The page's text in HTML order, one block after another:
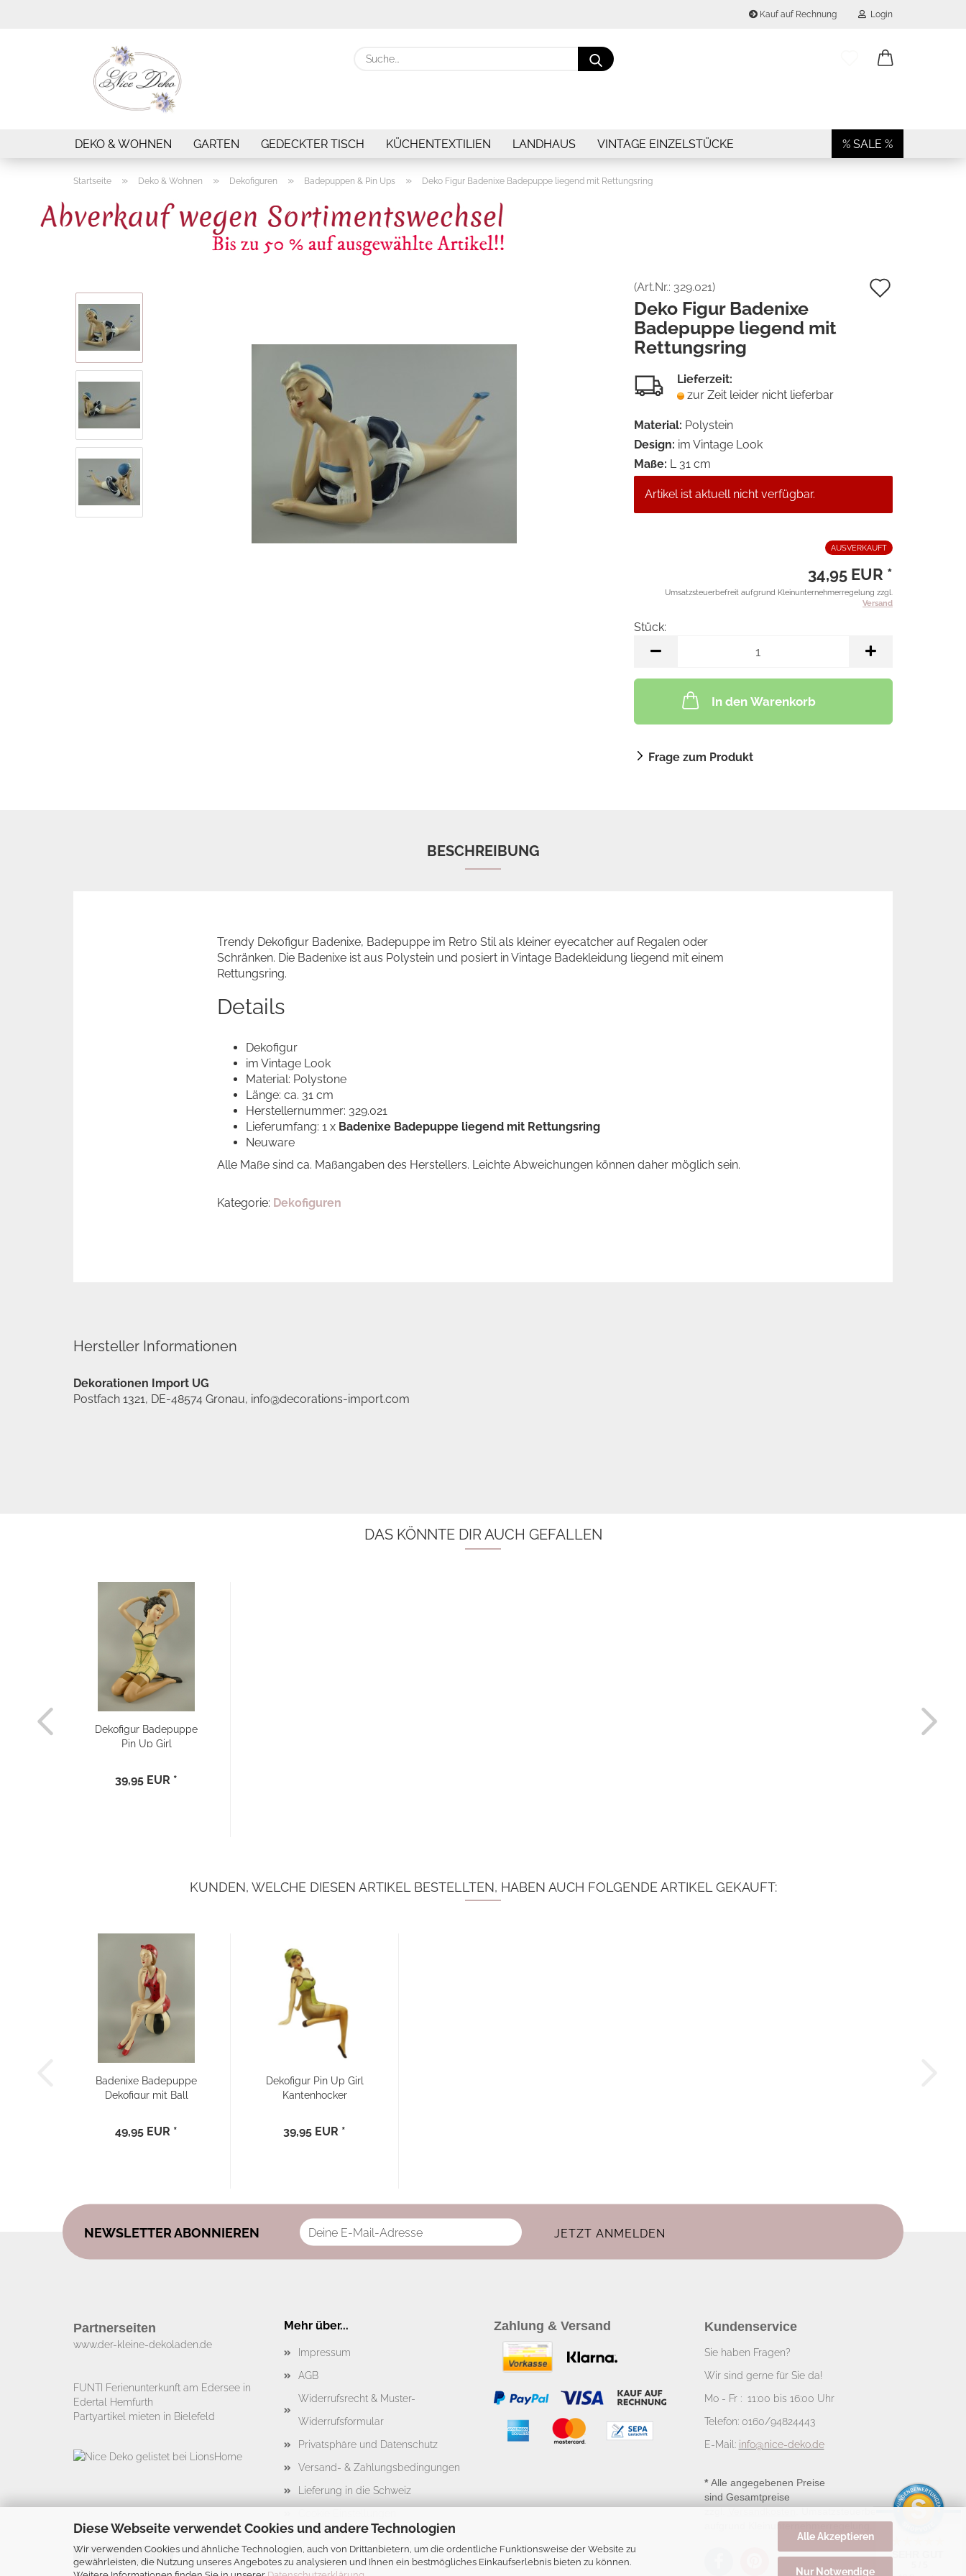
Diese Webseite verwendet Cookies und andere Technologien
Wir verwenden Cookies und ähnliche Technologien, auch von Drittanbietern, um die ordentliche Funktionsweise der Website zu
gewährleisten, die Nutzung unseres Angebotes zu analysieren und Ihnen ein bestmögliches Einkaufserlebnis bieten zu können.
Alle Akzeptieren
Nur Notwendige
Kauf auf Rechnung Login
Suche...
DEKO & WOHNEN GARTEN GEDECKTER TISCH KÜCHENTEXTILIEN LANDHAUS VINTAGE EINZELSTÜCKE % SALE %
Startseite » Deko & Wohnen » Dekofiguren » Badepuppen & Pin Ups » Deko Figur Badenixe Badepuppe liegend mit Rettungsring
(Art.Nr.: 329.021)
Deko Figur Badenixe
Badepuppe liegend mit
Rettungsring
Lieferzeit:
zur Zeit leider nicht lieferbar
Material: Polystein
Design: im Vintage Look
Maße: L 31 cm
Artikel ist aktuell nicht verfügbar.
AUSVERKAUFT
34,95 EUR *
Umsatzsteuerbefreit aufgrund Kleinunternehmerregelung zzgl.
Versand
Stück:
Stück
In den Warenkorb
Frage zum Produkt
BESCHREIBUNG
Trendy Dekofigur Badenixe, Badepuppe im Retro Stil als kleiner eyecatcher auf Regalen oder
Schränken. Die Badenixe ist aus Polystein und posiert in Vintage Badekleidung liegend mit einem
Rettungsring.
Details
Dekofigur
im Vintage Look
Material: Polystone
Länge: ca. 31 cm
Herstellernummer: 329.021
Lieferumfang: 1 x Badenixe Badepuppe liegend mit Rettungsring
Neuware
Alle Maße sind ca. Maßangaben des Herstellers. Leichte Abweichungen können daher möglich sein.
Kategorie: Dekofiguren
Hersteller Informationen
Dekorationen Import UG
Postfach 1321, DE-48574 Gronau, info@decorations-import.com
DAS KÖNNTE DIR AUCH GEFALLEN
Dekofigur Badepuppe
Pin Up Girl
39,95 EUR *
KUNDEN, WELCHE DIESEN ARTIKEL BESTELLTEN, HABEN AUCH FOLGENDE ARTIKEL GEKAUFT:
Badenixe Badepuppe
Dekofigur mit Ball
49,95 EUR *
Dekofigur Pin Up Girl
Kantenhocker
39,95 EUR *
NEWSLETTER ABONNIEREN
Partnerseiten
www.der-kleine-dekoladen.de​
FUNTI Ferienunterkunft am Edersee in
Edertal Hemfurth
Partyartikel mieten in Bielefeld
Mehr über...
Impressum
AGB
Widerrufsrecht & Muster-
Widerrufsformular
Privatsphäre und Datenschutz
Versand- & Zahlungsbedingungen
Lieferung in die Schweiz
Zahlung & Versand Kundenservice
Sie haben Fragen?
Wir sind gerne für Sie da!
Mo - Fr : 11:00 bis 16:00 Uhr
Telefon: 0160/94824443
E-Mail: info@nice-deko.de
* Alle angegebenen Preise
sind Gesamtpreise
aufgrund Kleinunternehmerregelung.
Vertrag widerrufen SEHR GUT